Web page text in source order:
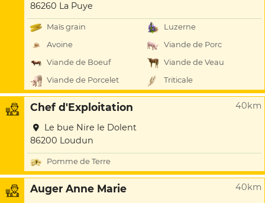
86260 La Puye
Maïs grain
Luzerne
Avoine
Viande de Porc
Viande de Boeuf
Viande de Veau
Viande de Porcelet
Triticale
Chef d'Exploitation 40km
Le bue Nire le Dolent
86200 Loudun
Pomme de Terre
Auger Anne Marie 40km